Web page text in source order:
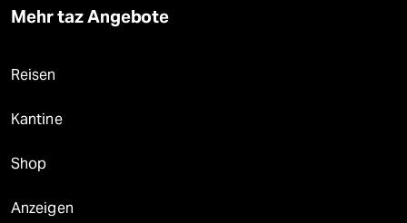
Mehr taz Angebote
Reisen
Kantine
Shop
Anzeigen